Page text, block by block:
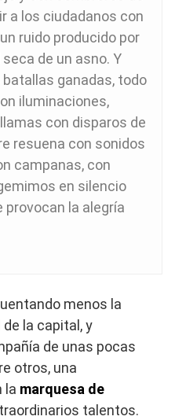
a los ciudadanos con
ruido producido por
de un asno. Y
ganadas, todo
iluminaciones,
con disparos de
resuena con sonidos
campanas, con
en silencio
la alegría
menos la
la capital, y
de unas pocas
otros, una
la marquesa de
talentos.